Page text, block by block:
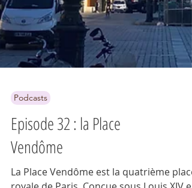
Podcasts
Episode 32 : la Place
Vendôme